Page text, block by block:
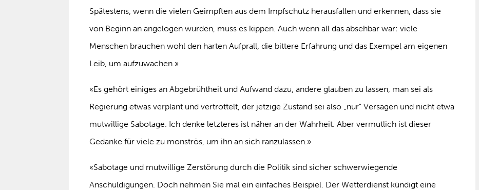
Spätestens, wenn die vielen Geimpften aus dem Impfschutz herausfallen und erkennen, dass sie
von Beginn an angelogen wurden, muss es kippen. Auch wenn all das absehbar war: viele
Menschen brauchen wohl den harten Aufprall, die bittere Erfahrung und das Exempel am eigenen
Leib, um aufzuwachen.»
«Es gehört einiges an Abgebrühtheit und Aufwand dazu, andere glauben zu lassen, man sei als
Regierung etwas verplant und vertrottelt, der jetzige Zustand sei also „nur“ Versagen und nicht etwa
mutwillige Sabotage. Ich denke letzteres ist näher an der Wahrheit. Aber vermutlich ist dieser
Gedanke für viele zu monströs, um ihn an sich ranzulassen.»
«Sabotage und mutwillige Zerstörung durch die Politik sind sicher schwerwiegende
Anschuldigungen. Doch nehmen Sie mal ein einfaches Beispiel. Der Wetterdienst kündigt eine